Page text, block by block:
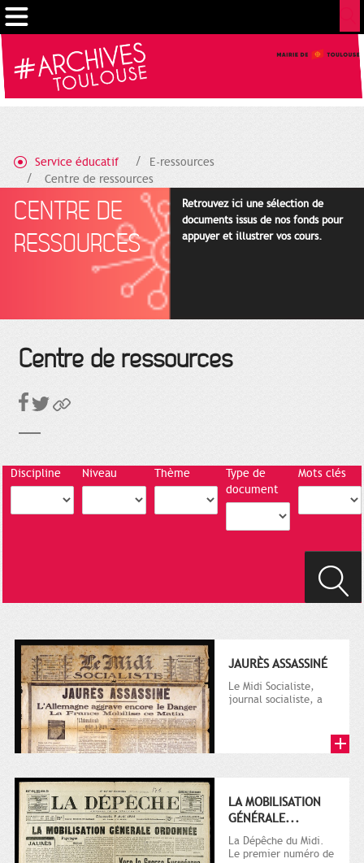
Service éducatif
E-ressources
Centre de ressources
CENTRE DE
RESSOURCES
Retrouvez ici une sélection de
documents issus de nos fonds pour
appuyer et illustrer vos cours.
Centre de ressources
Discipline Niveau Thème
Type de
document
Mots clés
JAURÈS ASSASSINÉ
Le Midi Socialiste,
journal socialiste, a
LA MOBILISATION
GÉNÉRALE...
La Dépêche du Midi.
Le premier numéro de
Gestion de vos préférences sur les cookies